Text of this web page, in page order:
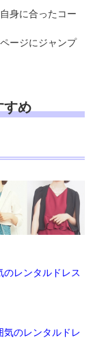
身に合ったコー
ージにジャンプ
すめ
レンタルドレス
気のレンタルドレ